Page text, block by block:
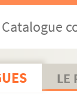
Catalogue
LE
Copie de lettre à
de lettre à
de lettre
Copie de lettre à